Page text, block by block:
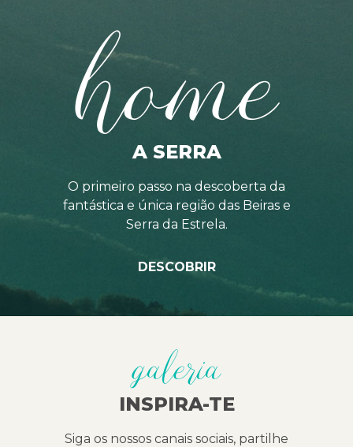
home
A SERRA
O primeiro passo na descoberta da
fantástica e única região das Beiras e
Serra da Estrela.
DESCOBRIR
galeria
INSPIRA-TE
Siga os nossos canais sociais, partilhe